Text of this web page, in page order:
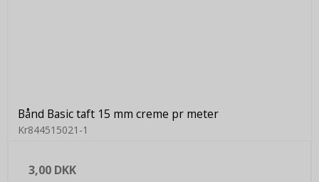
Bånd Basic taft 15 mm creme pr meter
Kr844515021-1
3,00 DKK